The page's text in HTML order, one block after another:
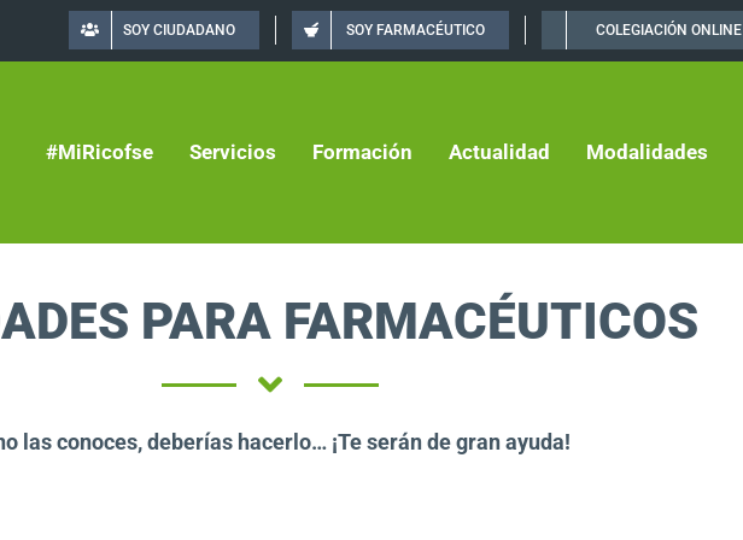
SOY CIUDADANO SOY FARMACÉUTICO COLEGIACIÓN ONLINE
#MiRicofse Servicios Formación Actualidad Modalidades
PARA FARMACÉUTICOS
las conoces, deberías hacerlo… ¡Te serán de gran ayuda!